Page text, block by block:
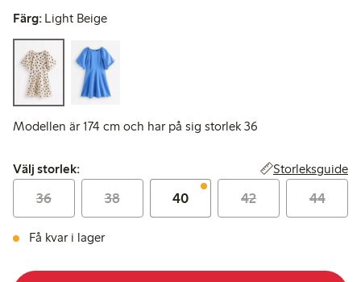
Färg: Light Beige
Modellen är 174 cm och har på sig storlek 36
Välj storlek:
Välj storlek: Storleksguide
36 38 40 42 44
Få kvar i lager